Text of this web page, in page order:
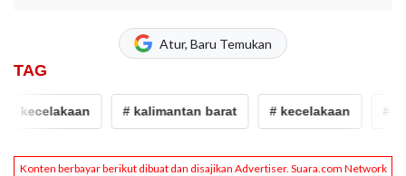
Atur, Baru Temukan
TAG
# kalimantan barat # kecelakaan # truk